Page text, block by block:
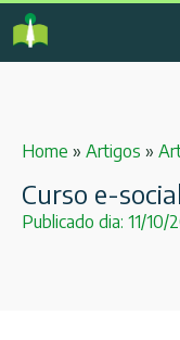
Home » Artigos »
Curso e-
Publicado dia: 11/10/